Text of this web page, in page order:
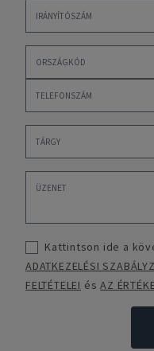
Kattintson ide a
ADATKEZELÉSI
FELTÉTELEI ésAZ